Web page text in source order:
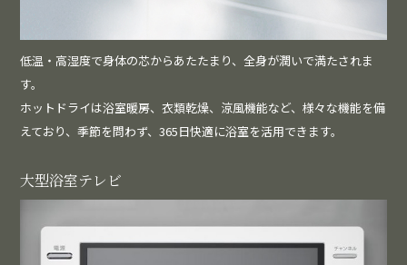
低温・高湿度で身体の芯からあたたまり、全身が潤いで満たされま
す。
ホットドライは浴室暖房、衣類乾燥、涼風機能など、様々な機能を備
えており、季節を問わず、365日快適に浴室を活用できます。
大型浴室テレビ